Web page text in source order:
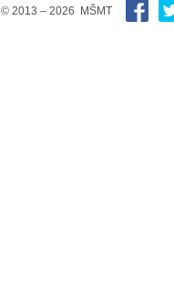
© 2013 – 2026 MŠMT